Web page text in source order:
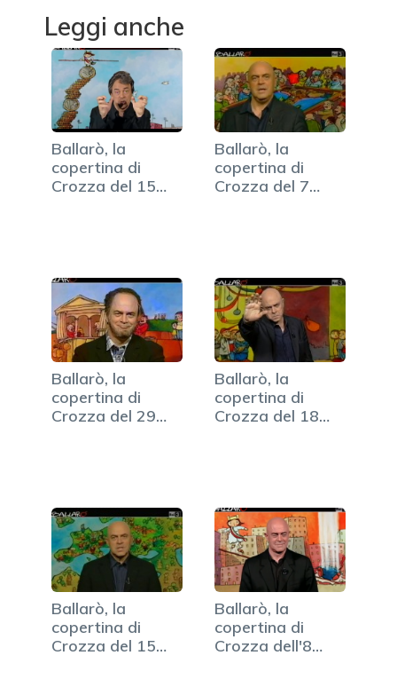
Leggi anche
Ballarò, la
copertina di
Crozza del 15
Ballarò, la
copertina di
Crozza del 7
Ballarò, la
copertina di
Crozza del 29
Ballarò, la
copertina di
Crozza del 18
Ballarò, la
copertina di
Crozza del 15
Ballarò, la
copertina di
Crozza dell'8